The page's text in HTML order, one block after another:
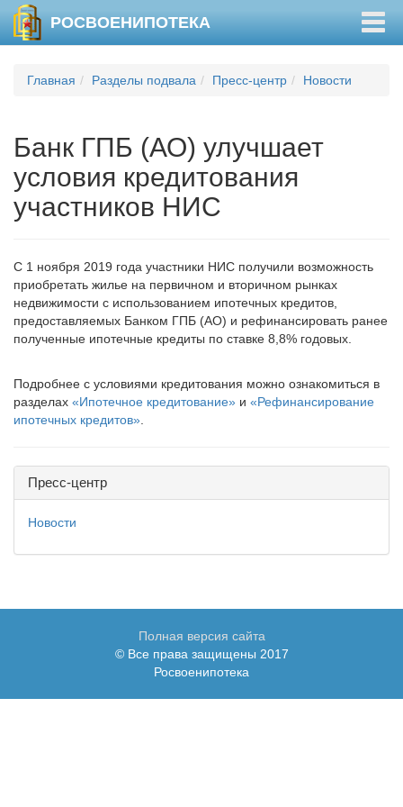
РОСВОЕНИПОТЕКА
Главная Разделы подвала Пресс-центр Новости
Банк ГПБ (АО) улучшает
условия кредитования
участников НИС
С 1 ноября 2019 года участники НИС получили возможность
приобретать жилье на первичном и вторичном рынках
недвижимости с использованием ипотечных кредитов,
предоставляемых Банком ГПБ (АО) и рефинансировать ранее
полученные ипотечные кредиты по ставке 8,8% годовых.
Подробнее с условиями кредитования можно ознакомиться в
разделах «Ипотечное кредитование» и «Рефинансирование
ипотечных кредитов»
Пресс-центр
Новости
Полная версия сайта
© Все права защищены 2017
Росвоенипотека